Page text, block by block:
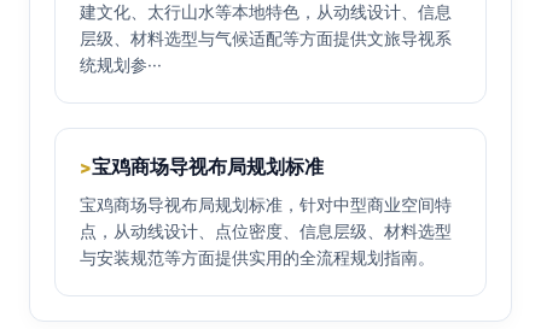
建文化、太行山水等本地特色，从动线设计、信息
层级、材料选型与气候适配等方面提供文旅导视系
统规划参···
>宝鸡商场导视布局规划标准
宝鸡商场导视布局规划标准，针对中型商业空间特
点，从动线设计、点位密度、信息层级、材料选型
与安装规范等方面提供实用的全流程规划指南。